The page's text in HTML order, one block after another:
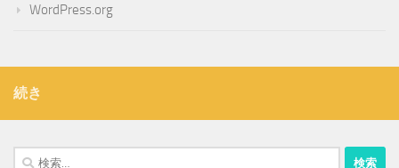
WordPress.org
続き
検